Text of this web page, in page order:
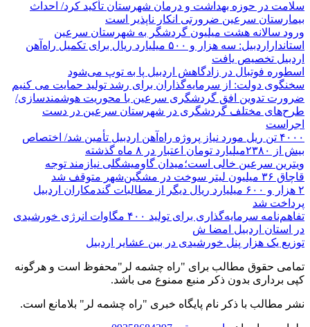
سلامت در حوزه بهداشت و درمان شهرستان تأکید کرد/ احداث
بیمارستان سرعین ضرورتی انکار ناپذیر است
ورود سالانه هشت میلیون گردشگر به شهرستان سرعین
استانداراردبیل: سه هزار و ۵۰۰ میلیارد ریال برای تکمیل راه‌آهن
اردبیل تخصیص یافت
اسطوره فوتبال در زادگاهش اردبیل پا به توپ می‌شود
سخنگوی دولت: از سرمایه‌گذاران برای رشد تولید حمایت می کنیم
ضرورت تدوین افق گردشگری سرعین با محوریت هوشمندسازی/
طرح‌های مختلف گردشگری در شهرستان سرعین در دست
اجراست
۴۰۰۰ تن ریل مورد نیاز پروژه راه‌آهن اردبیل تأمین شد/ اختصاص
بیش از ۲۳۸۰میلیارد تومان اعتبار در ۸ ماه گذشته
ویترین سرعین خالی است؛میدان گاومیشگلی نیازمند توجه
قاچاق ۳۶ میلیون لیتر سوخت در مشگین‌شهر متوقف شد
۲ هزار و ۶۰۰‌ میلیارد ریال دیگر از مطالبات گندمکاران اردبیل
پرداخت شد
تفاهم‌نامه سرمایه‌گذاری برای تولید ۴۰۰ مگاوات انرژی خورشیدی
در استان اردبیل امضا ش
توزیع یک هزار پنل خورشیدی در بین عشایر اردبیل
تمامی حقوق مطالب برای "راه چشمه لر"محفوظ است و هرگونه
کپی برداری بدون ذکر منبع ممنوع می باشد.
نشر مطالب با ذکر نام پایگاه خبری "راه چشمه لر" بلامانع است.